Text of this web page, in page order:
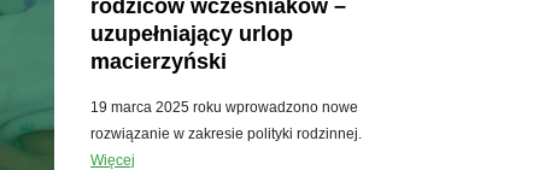
rodziców wcześniaków –
uzupełniający urlop
macierzyński
19 marca 2025 roku wprowadzono nowe
rozwiązanie w zakresie polityki rodzinnej.
Więcej